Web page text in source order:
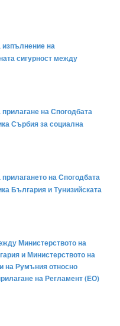
изпълнение на
сигурност между
на Спогодбата
Сърбия за социална
на Спогодбата
България и Тунизийската
Министерството на
и Министерството на
на Румъния относно
на Регламент (ЕО)